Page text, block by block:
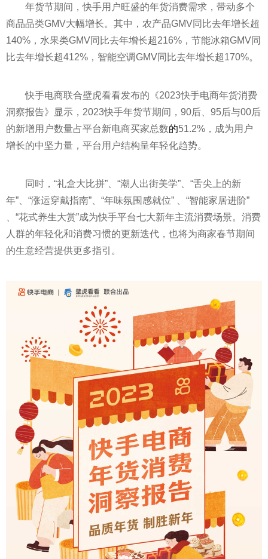
年货节期间，快手用户旺盛的年货消费需求，带动多个
商品品类GMV大幅增长。其中，农产品GMV同比去年增长超
140%，水果类GMV同比去年增长超216%，节能冰箱GMV同
比去年增长超412%，智能空调GMV同比去年增长超170%。
快手电商联合壁虎看看发布的《2023快手电商年货消费
洞察报告》显示，2023快手年货节期间，90后、95后与00后
的新增用户数量占平台新电商买家总数的51.2%，成为用户
增长的中坚力量， 平台用户结构呈年轻化趋势。
同时，“礼盒大比拼”、“潮人出街美学”、“舌尖上的新
年”、“涨运穿戴指南”、“年味氛围感就位” 、“智能家居进阶”
、“花式养生大赏”成为快手平台七大新年主流消费场景。消费
人群的年轻化和消费习惯的更新迭代，也将为商家春节期间
的生意经营提供更多指引。